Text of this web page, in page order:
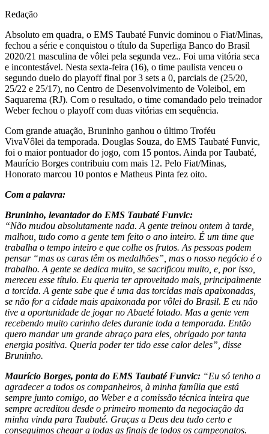
Redação
Absoluto em quadra, o EMS Taubaté Funvic dominou o Fiat/Minas,
fechou a série e conquistou o título da Superliga Banco do Brasil
2020/21 masculina de vôlei pela segunda vez.. Foi uma vitória seca
e incontestável. Nesta sexta-feira (16), o time paulista venceu o
segundo duelo do playoff final por 3 sets a 0, parciais de (25/20,
25/22 e 25/17), no Centro de Desenvolvimento de Voleibol, em
Saquarema (RJ). Com o resultado, o time comandado pelo treinador
Weber fechou o playoff com duas vitórias em sequência.
Com grande atuação, Bruninho ganhou o último Troféu
VivaVôlei da temporada. Douglas Souza, do EMS Taubaté Funvic,
foi o maior pontuador do jogo, com 15 pontos. Ainda por Taubaté,
Maurício Borges contribuiu com mais 12. Pelo Fiat/Minas,
Honorato marcou 10 pontos e Matheus Pinta fez oito.
Com a palavra:
Bruninho, levantador do EMS Taubaté Funvic:
“Não mudou absolutamente nada. A gente treinou ontem à tarde,
malhou, tudo como a gente tem feito o ano inteiro. É um time que
trabalha o tempo inteiro e que colhe os frutos. As pessoas podem
pensar “mas os caras têm os medalhões”, mas o nosso negócio é o
trabalho. A gente se dedica muito, se sacrificou muito, e, por isso,
mereceu esse título. Eu queria ter aproveitado mais, principalmente
a torcida. A gente sabe que é uma das torcidas mais apaixonadas,
se não for a cidade mais apaixonada por vôlei do Brasil. E eu não
tive a oportunidade de jogar no Abaeté lotado. Mas a gente vem
recebendo muito carinho deles durante toda a temporada. Então
quero mandar um grande abraço para eles, obrigado por tanta
energia positiva. Queria poder ter tido esse calor deles”, disse
Bruninho.
Maurício Borges, ponta do EMS Taubaté Funvic: “Eu só tenho a
agradecer a todos os companheiros, à minha família que está
sempre junto comigo, ao Weber e a comissão técnica inteira que
sempre acreditou desde o primeiro momento da negociação da
minha vinda para Taubaté. Graças a Deus deu tudo certo e
conseguimos chegar a todas as finais de todos os campeonatos.